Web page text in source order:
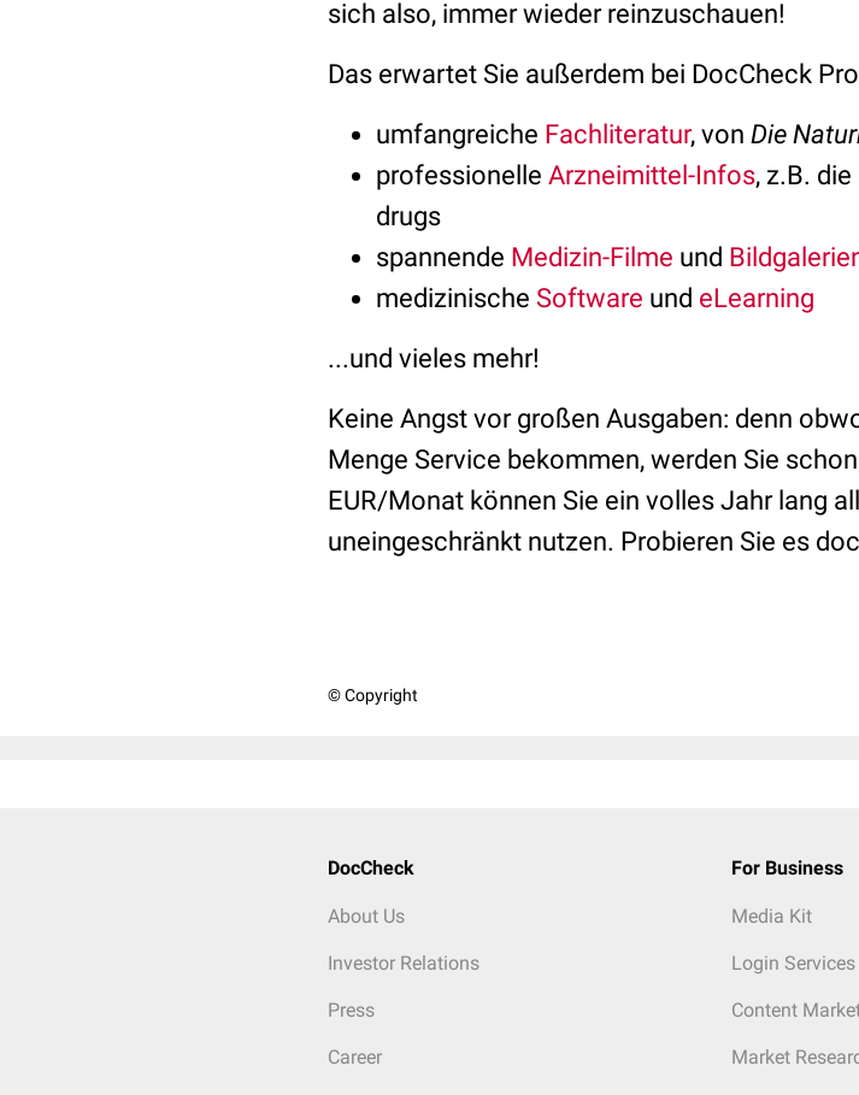
sich also, immer wieder reinzuschauen!
Das erwartet Sie außerdem bei DocCheck
umfangreiche Fachliteratur, von Die
professionelle Arzneimittel-Infos, z.B.
drugs
spannende Medizin-Filme und
medizinische Software und eLearning
...und vieles mehr!
Keine Angst vor großen Ausgaben: denn
Menge Service bekommen, werden Sie
EUR/Monat können Sie ein volles Jahr lang
uneingeschränkt nutzen. Probieren Sie es
© Copyright
DocCheck
About Us
Investor Relations
Press
Career
For Business
Media Kit
Login Services
Content
Market